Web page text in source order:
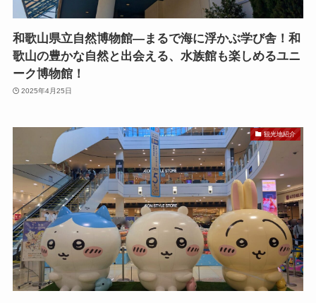
和歌山県立自然博物館—まるで海に浮かぶ学び舎！和
歌山の豊かな自然と出会える、水族館も楽しめるユニ
ーク博物館！
2025年4月25日
観光地紹介